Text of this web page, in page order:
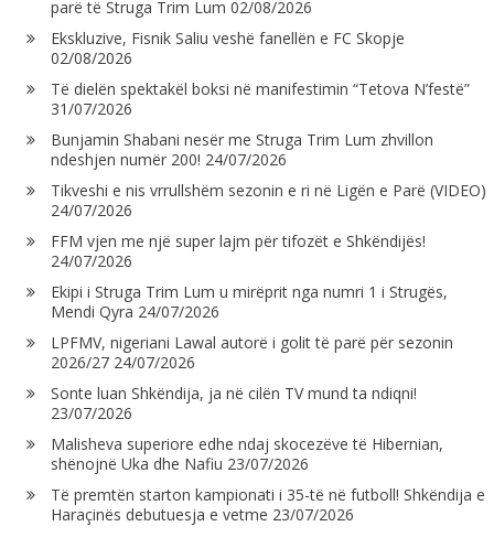
parë të Struga Trim Lum 02/08/2026
Ekskluzive, Fisnik Saliu veshë fanellën e FC Skopje
02/08/2026
Të dielën spektakël boksi në manifestimin “Tetova N’festë”
31/07/2026
Bunjamin Shabani nesër me Struga Trim Lum zhvillon
ndeshjen numër 200! 24/07/2026
Tikveshi e nis vrrullshëm sezonin e ri në Ligën e Parë (VIDEO)
24/07/2026
FFM vjen me një super lajm për tifozët e Shkëndijës!
24/07/2026
Ekipi i Struga Trim Lum u mirëprit nga numri 1 i Strugës,
Mendi Qyra 24/07/2026
LPFMV, nigeriani Lawal autorë i golit të parë për sezonin
2026/27 24/07/2026
Sonte luan Shkëndija, ja në cilën TV mund ta ndiqni!
23/07/2026
Malisheva superiore edhe ndaj skocezëve të Hibernian,
shënojnë Uka dhe Nafiu 23/07/2026
Të premtën starton kampionati i 35-të në futboll! Shkëndija e
Haraçinës debutuesja e vetme 23/07/2026